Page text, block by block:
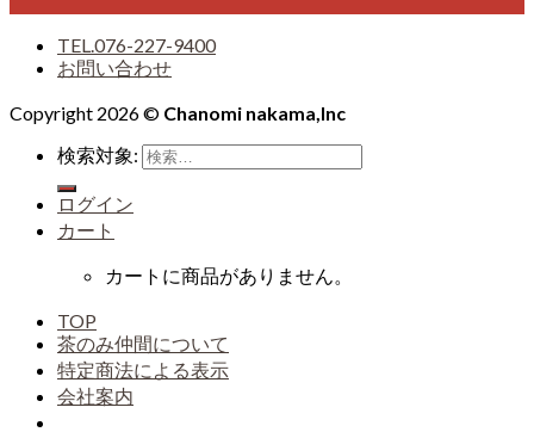
TEL.076-227-9400
お問い合わせ
Copyright 2026 © Chanomi nakama,Inc
検索対象:
ログイン
カート
カートに商品がありません。
TOP
茶のみ仲間について
特定商法による表示
会社案内